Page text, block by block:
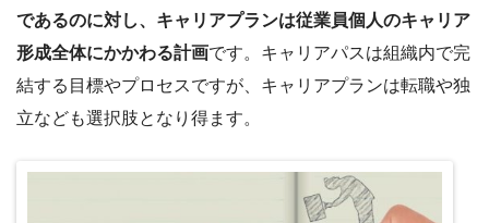
であるのに対し、キャリアプランは従業員個人のキャリア
形成全体にかかわる計画です。キャリアパスは組織内で完
結する目標やプロセスですが、キャリアプランは転職や独
立なども選択肢となり得ます。